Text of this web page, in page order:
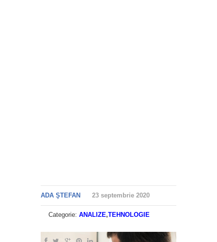
ADA ŞTEFAN 23 septembrie 2020
Categorie: ANALIZE,TEHNOLOGIE